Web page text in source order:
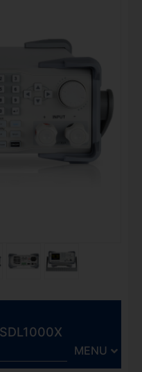
MENU